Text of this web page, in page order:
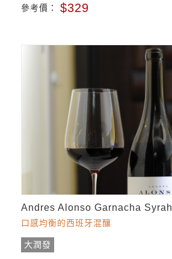
參考價： $329
Andres Alonso Garnacha Syrah
口感均衡的西班牙混釀
大潤發